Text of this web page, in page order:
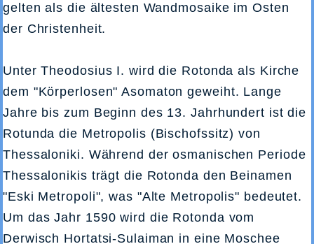
gelten als die ältesten Wandmosaike im Osten
der Christenheit.
Unter Theodosius I. wird die Rotonda als Kirche
dem "Körperlosen" Asomaton geweiht. Lange
Jahre bis zum Beginn des 13. Jahrhundert ist die
Rotunda die Metropolis (Bischofssitz) von
Thessaloniki. Während der osmanischen Periode
Thessalonikis trägt die Rotonda den Beinamen
"Eski Metropoli", was "Alte Metropolis" bedeutet.
Um das Jahr 1590 wird die Rotonda vom
Derwisch Hortatsi-Sulaiman in eine Moschee